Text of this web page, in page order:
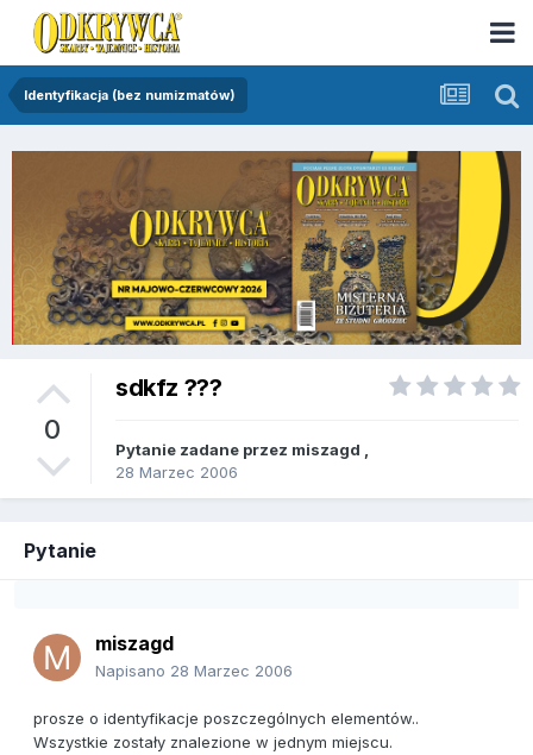
Identyfikacja (bez numizmatów)
0
sdkfz ???
Pytanie zadane przez miszagd
28 Marzec 2006
Pytanie
miszagd
Napisano 28 Marzec 2006
prosze o identyfikacje poszczególnych elementów..
Wszystkie zostały znalezione w jednym miejscu.